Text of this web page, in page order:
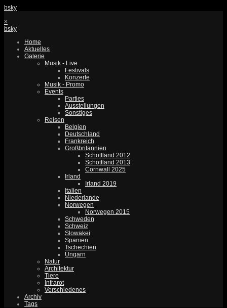
bsky
×
bsky
Home
Aktuelles
Galerie
Musik - Live
Festivals
Konzerte
Musik - Promo
Events
Parties
Ausstellungen
Sonstiges
Reisen
Belgien
Deutschland
Frankreich
Großbritannien
Schottland 2012
Schottland 2013
Cornwall 2025
Irland
Irland 2019
Italien
Niederlande
Norwegen
Norwegen 2015
Schweden
Schweiz
Slowakei
Spanien
Tschechien
Ungarn
Natur
Architektur
Tiere
Infrarot
Verschiedenes
Archiv
Tags